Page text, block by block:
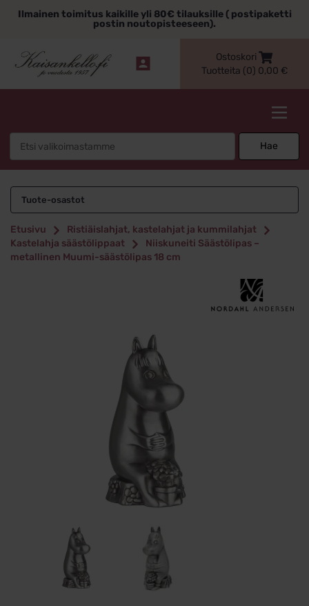
sisältöönIlmainen toimitus kaikille yli 80€ tilauksille ( postipaketti
postin noutopisteeseen).
Ostoskori
Tuotteita (0) 0,00 €
Hae
Tuote-osastot
Etusivu
Ristiäislahjat, kastelahjat ja kummilahjat
Kastelahja säästölippaat
Niiskuneiti Säästölipas –
metallinen Muumi-säästölipas 18 cm